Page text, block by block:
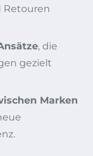
Retouren
, die
gezielt
Marken